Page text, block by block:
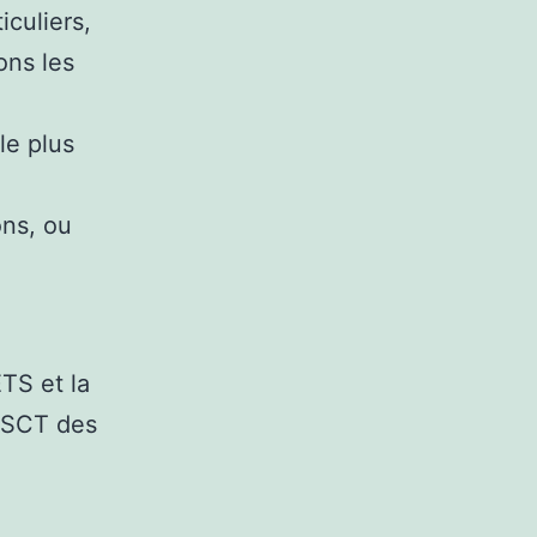
les
plus
ou
et la
des